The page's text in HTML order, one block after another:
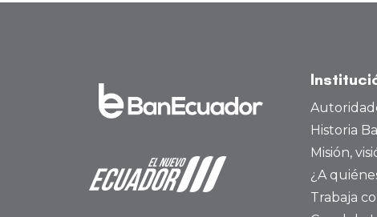
Historia
Misión,
¿A
Trabaja